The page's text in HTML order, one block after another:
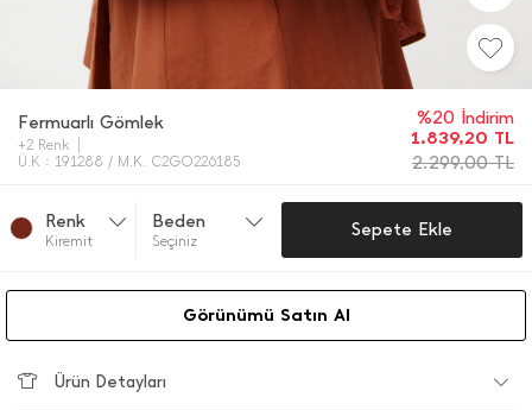
Fermuarlı Gömlek
+2 Renk
Ü.K : 191288 / M.K. C2GO226185
%20 İndirim
1.839,20 TL
2.299,00TL
Renk
Ki̇remi̇t
Beden
Seçiniz
Sepete Ekle
Görünümü Satın Al
Ürün Detayları